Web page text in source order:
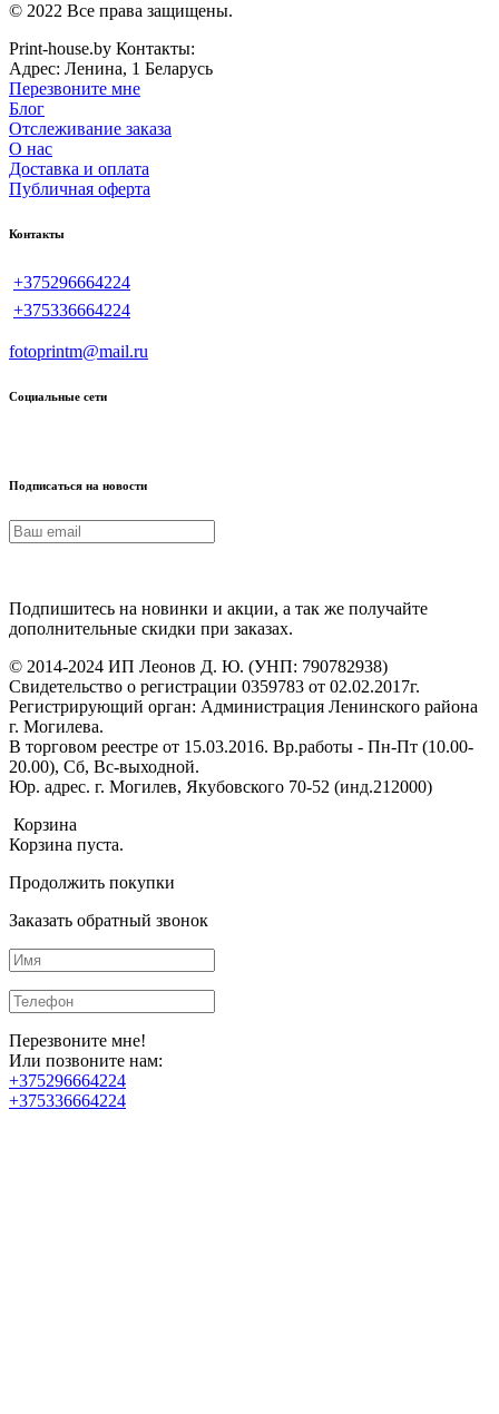
© 2022 Все права защищены.
Print-house.by Контакты:
Адрес: Ленина, 1 Беларусь
Перезвоните мне
Блог
Отслеживание заказа
О нас
Доставка и оплата
Публичная оферта
Контакты
+375296664224
+375336664224
fotoprintm@mail.ru
Социальные сети
Подписаться на новости
Подпишитесь на новинки и акции, а так же получайте
дополнительные скидки при заказах.
© 2014-2024 ИП Леонов Д. Ю. (УНП: 790782938)
Свидетельство о регистрации 0359783 от 02.02.2017г.
Регистрирующий орган: Администрация Ленинского района
г. Могилева.
В торговом реестре от 15.03.2016. Вр.работы - Пн-Пт (10.00-
20.00), Сб, Вс-выходной.
Юр. адрес. г. Могилев, Якубовского 70-52 (инд.212000)
Корзина
Корзина пуста.
Продолжить покупки
Заказать обратный звонок
Перезвоните мне!
Или позвоните нам:
+375296664224
+375336664224